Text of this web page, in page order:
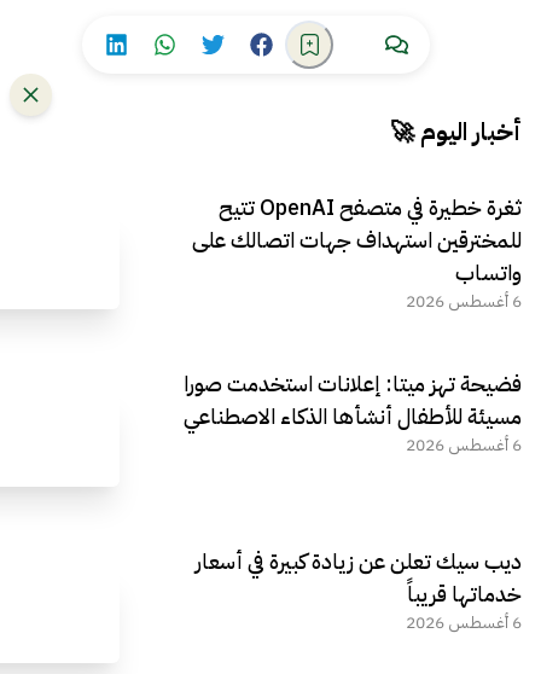
أخبار اليوم 🚀
ثغرة خطيرة في متصفح OpenAI تتيح
للمخترقين استهداف جهات اتصالك على
واتساب
6 أغسطس 2026
فضيحة تهز ميتا: إعلانات استخدمت صورا
مسيئة للأطفال أنشأها الذكاء الاصطناعي
6 أغسطس 2026
ديب سيك تعلن عن زيادة كبيرة في أسعار
خدماتها قريباً
6 أغسطس 2026